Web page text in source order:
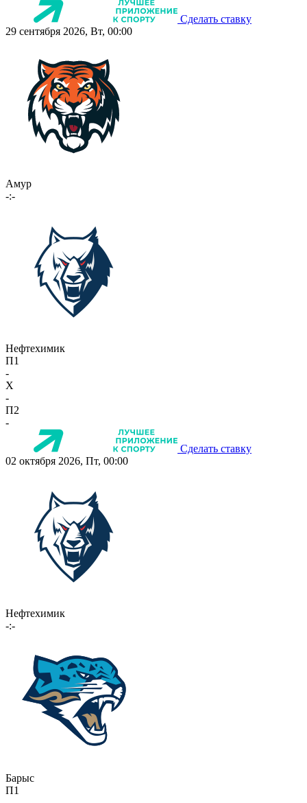
Сделать ставку
29 сентября 2026, Вт, 00:00
Амур
-:-
Нефтехимик
П1
-
X
-
П2
-
Сделать ставку
02 октября 2026, Пт, 00:00
Нефтехимик
-:-
Барыс
П1